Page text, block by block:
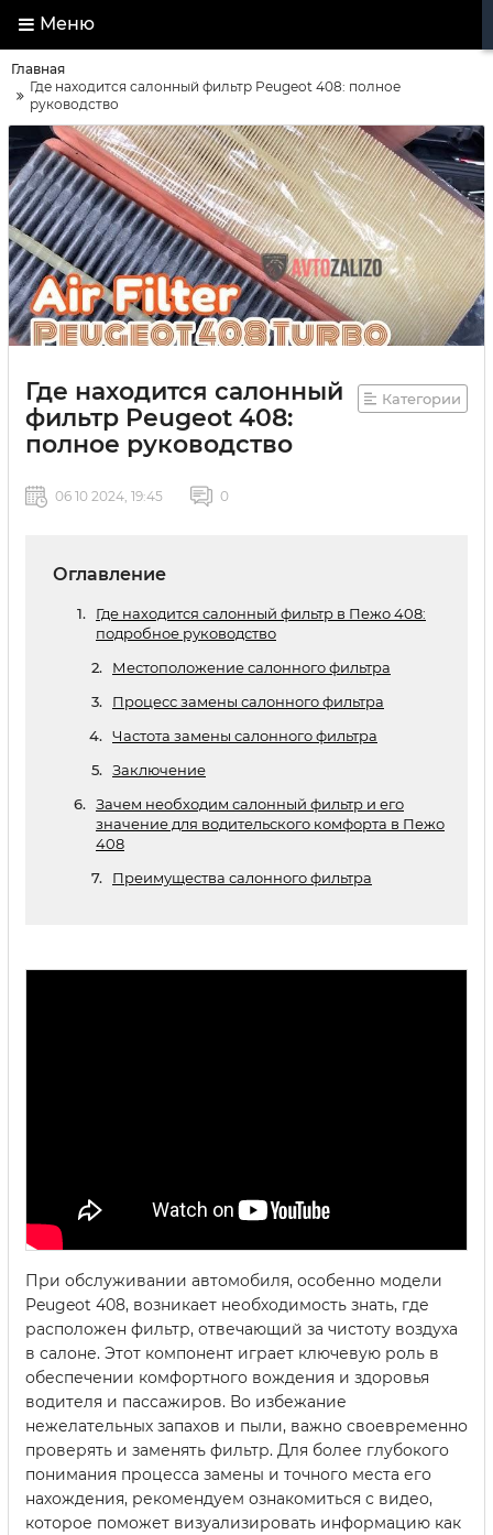
Меню
Главная
Где находится салонный фильтр Peugeot 408: полное
руководство
Где находится салонный
фильтр Peugeot 408:
полное руководство
Категории
06 10 2024, 19:45 0
Оглавление
Где находится салонный фильтр в Пежо 408:
подробное руководство
Местоположение салонного фильтра
Процесс замены салонного фильтра
Частота замены салонного фильтра
Заключение
Зачем необходим салонный фильтр и его
значение для водительского комфорта в Пежо
408
Преимущества салонного фильтра
При обслуживании автомобиля, особенно модели
Peugeot 408, возникает необходимость знать, где
расположен фильтр, отвечающий за чистоту воздуха
в салоне. Этот компонент играет ключевую роль в
обеспечении комфортного вождения и здоровья
водителя и пассажиров. Во избежание
нежелательных запахов и пыли, важно своевременно
проверять и заменять фильтр. Для более глубокого
понимания процесса замены и точного места его
нахождения, рекомендуем ознакомиться с видео,
которое поможет визуализировать информацию как